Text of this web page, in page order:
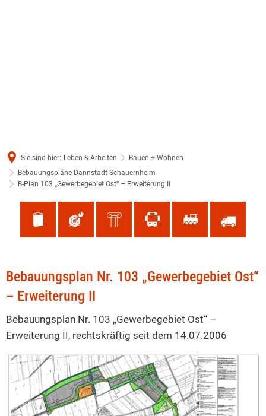
Sie sind hier: Leben & Arbeiten
Bauen + Wohnen
Bebauungspläne Dannstadt-Schauernheim
B-Plan 103 „Gewerbegebiet Ost“ – Erweiterung II
B-
Plan
103
„Gewerbegebiet
Ost“
Erweiterung
Bebauungsplan Nr. 103 „Gewerbegebiet Ost“
– Erweiterung II
Bebauungsplan Nr. 103 „Gewerbegebiet Ost“ –
Erweiterung II, rechtskräftig seit dem 14.07.2006